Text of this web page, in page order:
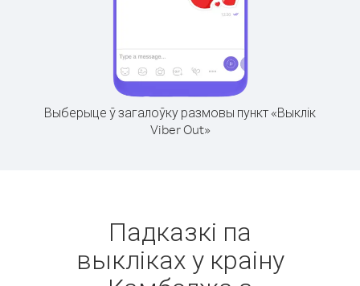
Выберыце ў загалоўку размовы пункт «Выклік
Viber Out»
Падказкі па
выкліках у краіну